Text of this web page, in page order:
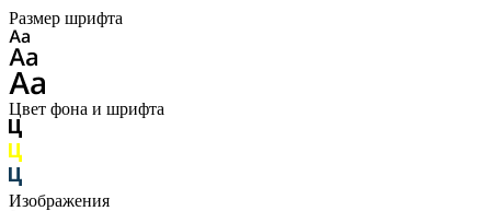
Размер шрифта
Цвет фона и шрифта
Изображения